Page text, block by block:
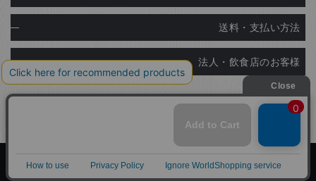
送料・支払い方法
法人・飲食店のお客様
Designed by
Tratto Brain.